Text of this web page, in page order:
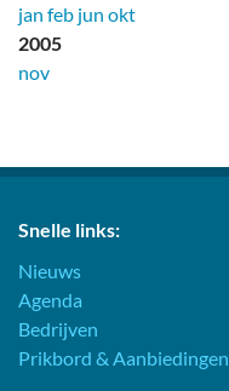
jan feb jun okt
2005
nov
Snelle links:
Nieuws
Agenda
Bedrijven
Prikbord & Aanbiedingen